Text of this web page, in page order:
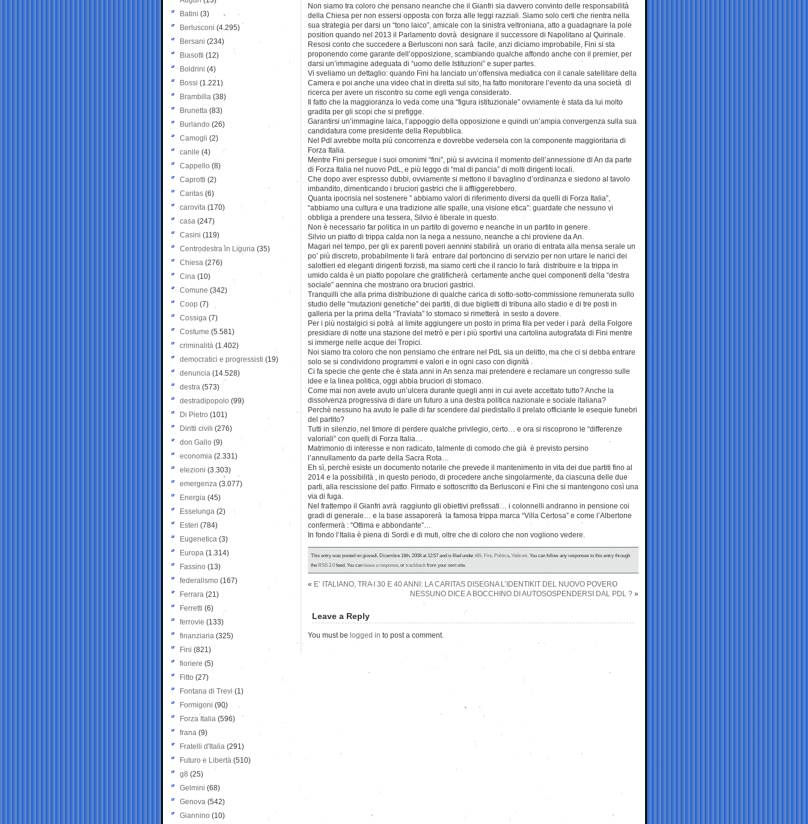
Non siamo tra coloro che pensano neanche che il Gianfri sia davvero convinto delle responsabilità
della Chiesa per non essersi opposta con forza alle leggi razziali. Siamo solo certi che rientra nella
sua strategia per darsi un “tono laico”, amicale con la sinistra veltroniana, atto a guadagnare la pole
position quando nel 2013 il Parlamento dovrà designare il successore di Napolitano al Quirinale.
Resosi conto che succedere a Berlusconi non sarà facile, anzi diciamo improbabile, Fini si sta
proponendo come garante dell’opposizione, scambiando qualche affondo anche con il premier, per
darsi un’immagine adeguata di “uomo delle Istituzioni” e super partes.
Vi sveliamo un dettaglio: quando Fini ha lanciato un’offensiva mediatica con il canale satellitare della
Camera e poi anche una video chat in diretta sul sito, ha fatto monitorare l’evento da una società di
ricerca per avere un riscontro su come egli venga considerato.
Il fatto che la maggioranza lo veda come una “figura istituzionale” ovviamente è stata da lui molto
gradita per gli scopi che si prefigge.
Garantirsi un’immagine laica, l’appoggio della opposizione e quindi un’ampia convergenza sulla sua
candidatura come presidente della Repubblica.
Nel Pdl avrebbe molta più concorrenza e dovrebbe vedersela con la componente maggioritaria di
Forza Italia.
Mentre Fini persegue i suoi omonimi “fini”, più si avvicina il momento dell’annessione di An da parte
di Forza Italia nel nuovo PdL, e più leggo di “mal di pancia” di molti dirigenti locali.
Che dopo aver espresso dubbi, ovviamente si mettono il bavaglino d’ordinanza e siedono al tavolo
imbandito, dimenticando i bruciori gastrici che li affliggerebbero.
Quanta ipocrisia nel sostenere ” abbiamo valori di riferimento diversi da quelli di Forza Italia”,
“abbiamo una cultura e una tradizione alle spalle, una visione etica”: guardate che nessuno vi
obbliga a prendere una tessera, Silvio è liberale in questo.
Non è necessario far politica in un partito di governo e neanche in un partito in genere.
Silvio un piatto di trippa calda non la nega a nessuno, neanche a chi proviene da An.
Magari nel tempo, per gli ex parenti poveri aennini stabilirà un orario di entrata alla mensa serale un
po’ più discreto, probabilmente li farà entrare dal portoncino di servizio per non urtare le narici dei
salottieri ed eleganti dirigenti forzisti, ma siamo certi che il rancio lo farà distribuire e la trippa in
umido calda è un piatto popolare che gratificherà certamente anche quei componenti della “destra
sociale” aennina che mostrano ora bruciori gastrici.
Tranquilli che alla prima distribuzione di qualche carica di sotto-sotto-commissione remunerata sullo
studio delle “mutazioni genetiche” dei partiti, di due biglietti di tribuna allo stadio e di tre posti in
galleria per la prima della “Traviata” lo stomaco si rimetterà in sesto a dovere.
Per i più nostalgici si potrà al limite aggiungere un posto in prima fila per veder i parà della Folgore
presidiare di notte una stazione del metrò e per i più sportivi una cartolina autografata di Fini mentre
si immerge nelle acque dei Tropici.
Noi siamo tra coloro che non pensiamo che entrare nel PdL sia un delitto, ma che ci si debba entrare
solo se si condividono programmi e valori e in ogni caso con dignità .
Ci fa specie che gente che è stata anni in An senza mai pretendere e reclamare un congresso sulle
idee e la linea politica, oggi abbia bruciori di stomaco.
Come mai non avete avuto un’ulcera durante quegli anni in cui avete accettato tutto? Anche la
dissolvenza progressiva di dare un futuro a una destra politica nazionale e sociale italiana?
Perchè nessuno ha avuto le palle di far scendere dal piedistallo il prelato officiante le esequie funebri
del partito?
Tutti in silenzio, nel timore di perdere qualche privilegio, certo… e ora si riscoprono le “differenze
valoriali” con quelli di Forza Italia…
Matrimonio di interesse e non radicato, talmente di comodo che già è previsto persino
l’annullamento da parte della Sacra Rota…
Eh sì, perchè esiste un documento notarile che prevede il mantenimento in vita dei due partiti fino al
2014 e la possibilità , in questo periodo, di procedere anche singolarmente, da ciascuna delle due
parti, alla rescissione del patto. Firmato e sottoscritto da Berlusconi e Fini che si mantengono così una
via di fuga.
Nel frattempo il Gianfri avrà raggiunto gli obiettivi prefissati… i colonnelli andranno in pensione coi
gradi di generale… e la base assaporerà la famosa trippa marca “Villa Certosa” e come l’Albertone
confermerà : “Ottima e abbondante”…
In fondo l’Italia è piena di Sordi e di muti, oltre che di coloro che non vogliono vedere.
This entry was posted on giovedì, Dicembre 18th, 2008 at 12:57 and is filed underAN,Fini,Politica,Veltroni. You can follow any responses to this entry through
theRSS 2.0feed. You canleave a response, ortrackbackfrom your own site.
« E’ ITALIANO, TRA I 30 E 40 ANNI: LA CARITAS DISEGNA L’IDENTIKIT DEL NUOVO POVERO
NESSUNO DICE A BOCCHINO DI AUTOSOSPENDERSI DAL PDL ? »
Leave a Reply
You must be logged in to post a comment.
Batini (3)
Berlusconi (4.295)
Bersani (234)
Biasotti (12)
Boldrini (4)
Bossi (1.221)
Brambilla (38)
Brunetta (83)
Burlando (26)
Camogli (2)
canile (4)
Cappello (8)
Caprotti (2)
Caritas (6)
carovita (170)
casa (247)
Casini (119)
Centrodestra in Liguria (35)
Chiesa (276)
Cina (10)
Comune (342)
Coop (7)
Cossiga (7)
Costume (5.581)
criminalità (1.402)
democratici e progressisti (19)
denuncia (14.528)
destra (573)
destradipopolo (99)
Di Pietro (101)
Diritti civili (276)
don Gallo (9)
economia (2.331)
elezioni (3.303)
emergenza (3.077)
Energia (45)
Esselunga (2)
Esteri (784)
Eugenetica (3)
Europa (1.314)
Fassino (13)
federalismo (167)
Ferrara (21)
Ferretti (6)
ferrovie (133)
finanziaria (325)
Fini (821)
fioriere (5)
Fitto (27)
Fontana di Trevi (1)
Formigoni (90)
Forza Italia (596)
frana (9)
Fratelli d'Italia (291)
Futuro e Libertà (510)
g8 (25)
Gelmini (68)
Genova (542)
Giannino (10)